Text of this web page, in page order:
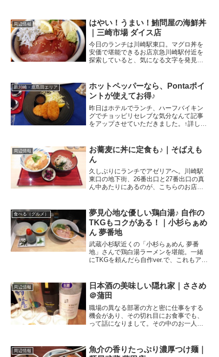
周辺情報
はやい！うまい！鮪問屋の海鮮丼
｜三崎市場 ダイス店
今日のランチは川崎駅東口。マグロ丼を
安価で堪能できるお店京急川崎駅付近を
探索していると、気になる文字を発見！
り沿いにあります。地下街のアゼリアか
らでも、39番出口...
新川崎・鹿島田エリア
ホットペッパーなら、Pontaポイ
ントが使えてお得♪
昨日はホテルでランチ、ハーフバイキン
グでチョッピリセレブな気分なんて記事
をアップさせていただきました。↑詳しく
メのお食事券を利用したものでした。グ
ルメサイトのHO...
周辺情報
お蕎麦に丼に定食も♪｜そばえも
ん
久しぶりにランチでアゼリアへ。川崎駅
東口の地下街、26番出口と27番出口の真
ん中あたりにあるのが、こちらのお店。
畷駅JR川崎駅の東口からアゼリアに下り
て、そのまま...
食べる（グルメ）
夢見心地な優しい鶏白湯♪ 自作の
TKGもコクがある！｜小杉らぁめ
ん 夢番地
武蔵小杉駅近くの「小杉らぁめん 夢番
地」さんで鶏白湯ラーメンを堪能。一緒
にTKGを頼んだら自作ver.で、これもアリ
て、今でも同世代の女性の中では食べて
いる方だと思います...
周辺情報
日本酒の美味しい隠れ家｜ささめ
＠蒲田
職場の異なる部署の方と密に仕事をする
機会があり、その切れ目にお食事でも、
って話になりまして。その中のお一人
くださいまして。ということで、平日の
仕事終わりに蒲田駅西口に集...
周辺情報
魚介の香りたっぷり濃厚つけ麺｜